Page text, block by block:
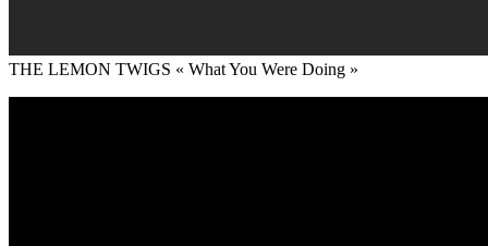
THE LEMON TWIGS « What You Were Doing »